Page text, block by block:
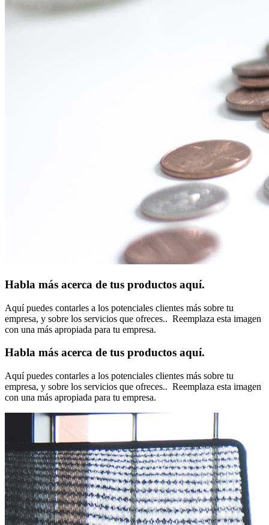
Habla más acerca de tus productos aquí.
Aquí puedes contarles a los potenciales clientes más sobre tu
empresa, y sobre los servicios que ofreces.. Reemplaza esta imagen
con una más apropiada para tu empresa.
Habla más acerca de tus productos aquí.
Aquí puedes contarles a los potenciales clientes más sobre tu
empresa, y sobre los servicios que ofreces.. Reemplaza esta imagen
con una más apropiada para tu empresa.